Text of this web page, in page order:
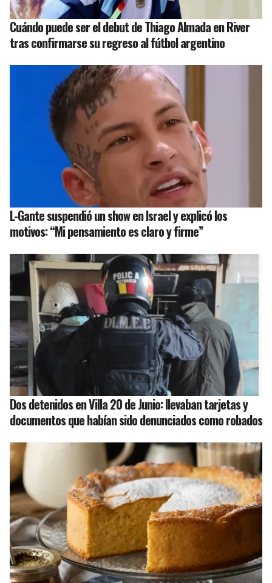
Cuándo puede ser el debut de Thiago Almada en River
tras confirmarse su regreso al fútbol argentino
L-Gante suspendió un show en Israel y explicó los
motivos: “Mi pensamiento es claro y firme”
Dos detenidos en Villa 20 de Junio: llevaban tarjetas y
documentos que habían sido denunciados como robados